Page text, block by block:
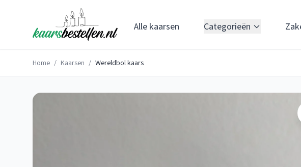
Alle kaarsen Categorieën
Home / Kaarsen / Wereldbol kaars